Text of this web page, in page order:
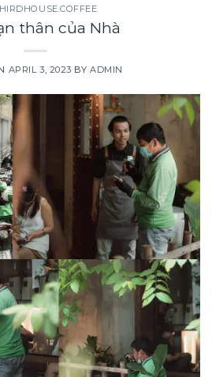
thân của Nhà
APRIL 3, 2023 BYADMIN